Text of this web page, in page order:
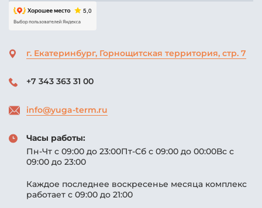
г. Екатеринбург, Горнощитская территория, стр. 7
+7 343 363 31 00
info@yuga-term.ru
Часы работы:
Пн-Чт с 09:00 до 23:00Пт-Сб с 09:00 до 00:00Вс с
09:00 до 23:00
Каждое последнее воскресенье месяца комплекс
работает с 09:00 до 21:00